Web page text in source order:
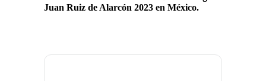
Juan Ruiz de Alarcón 2023 en México.